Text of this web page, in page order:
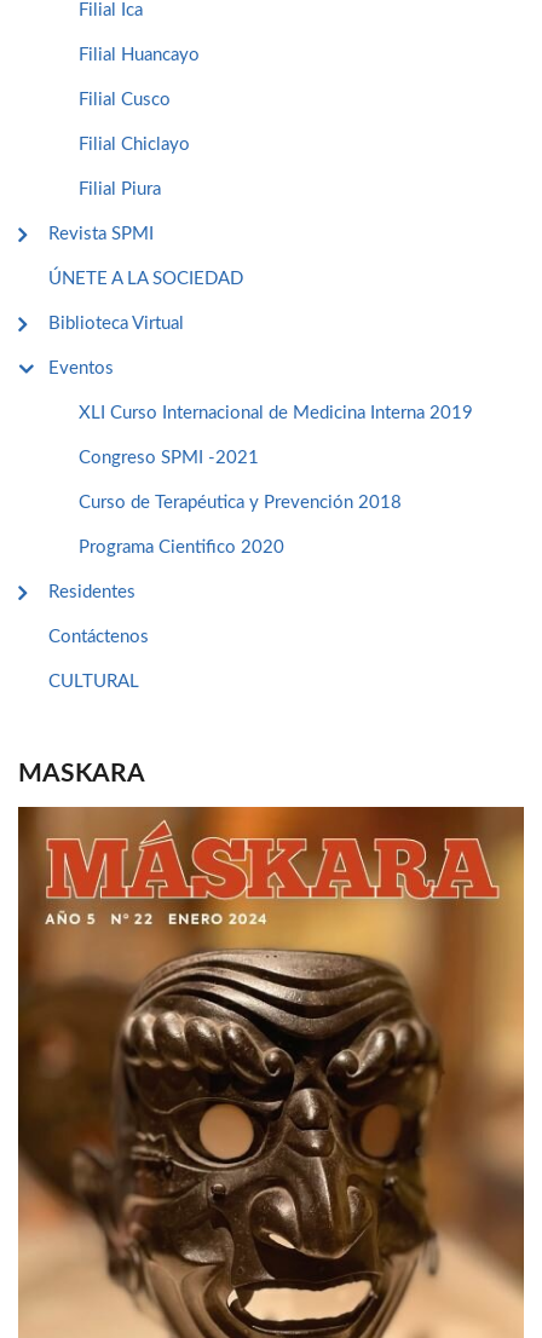
Filial Ica
Filial Huancayo
Filial Cusco
Filial Chiclayo
Filial Piura
Revista SPMI
ÚNETE A LA SOCIEDAD
Biblioteca Virtual
Eventos
XLI Curso Internacional de Medicina Interna 2019
Congreso SPMI -2021
Curso de Terapéutica y Prevención 2018
Programa Cientifico 2020
Residentes
Contáctenos
CULTURAL
MASKARA